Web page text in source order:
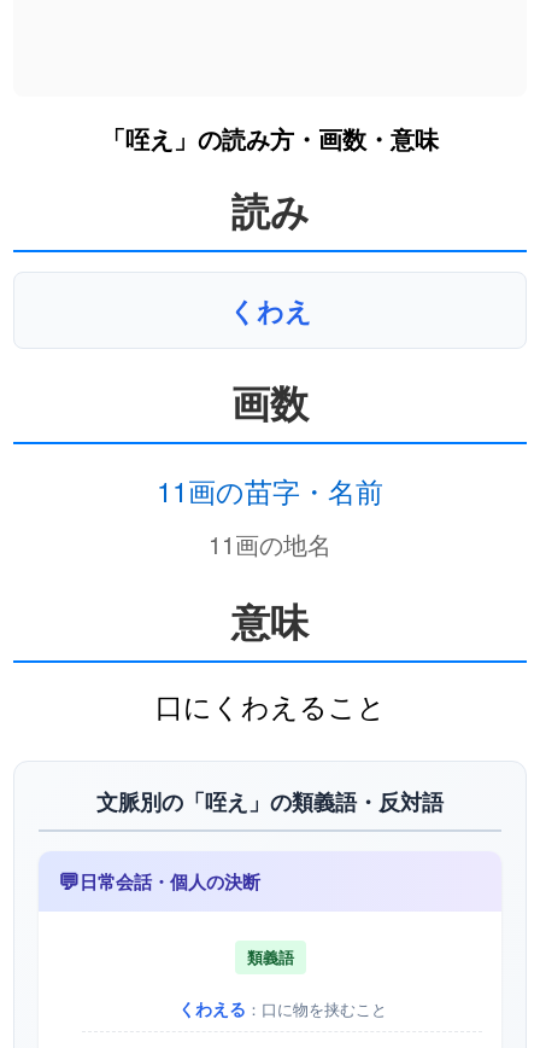
「咥え」の読み方・画数・意味
読み
くわえ
画数
11画の苗字・名前
11画の地名
意味
口にくわえること
文脈別の「咥え」の類義語・反対語
💬日常会話・個人の決断
類義語
くわえる ：口に物を挟むこと